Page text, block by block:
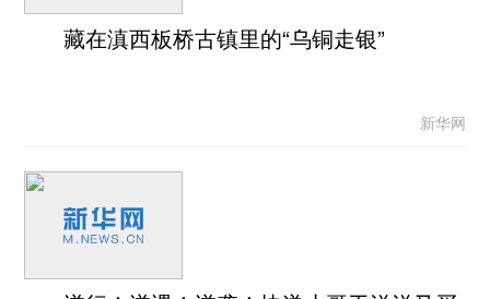
藏在滇西板桥古镇里的“乌铜走银”
新华网